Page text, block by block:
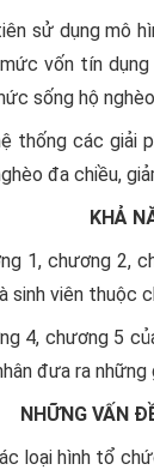
sử dụng mô
vốn tín
sống hộ
thống các giải
đa chiều,
KHẢ
1, chương 2,
sinh viên thuộc
4, chương 5
đưa ra
NHỮNG VẤN
loại hình tổ